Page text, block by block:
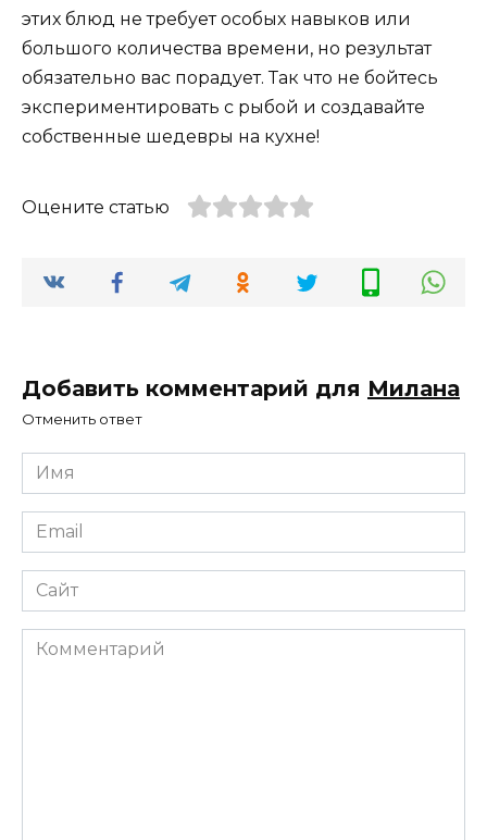
этих блюд не требует особых навыков или
большого количества времени, но результат
обязательно вас порадует. Так что не бойтесь
экспериментировать с рыбой и создавайте
собственные шедевры на кухне!
Оцените статью
Добавить комментарий для Милана
Отменить ответ
Имя
*
Email
*
Сайт
Комментарий